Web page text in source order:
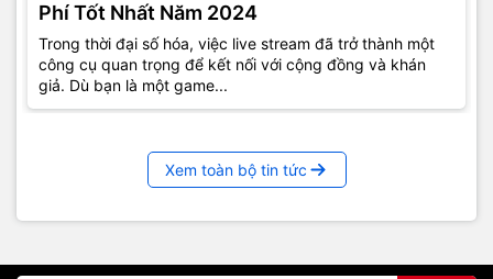
Phí Tốt Nhất Năm 2024
Trong thời đại số hóa, việc live stream đã trở thành một
công cụ quan trọng để kết nối với cộng đồng và khán
giả. Dù bạn là một game...
Xem toàn bộ tin tức